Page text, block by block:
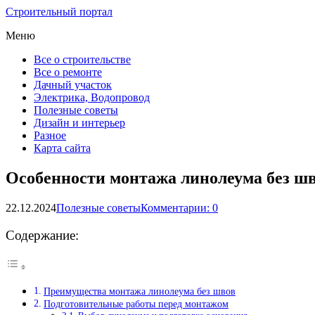
Строительный портал
Меню
Все о строительстве
Все о ремонте
Дачный участок
Электрика, Водопровод
Полезные советы
Дизайн и интерьер
Разное
Карта сайта
Особенности монтажа линолеума без
22.12.2024Полезные советыКомментарии: 0
Содержание:
Преимущества монтажа линолеума без швов
Подготовительные работы перед монтажом